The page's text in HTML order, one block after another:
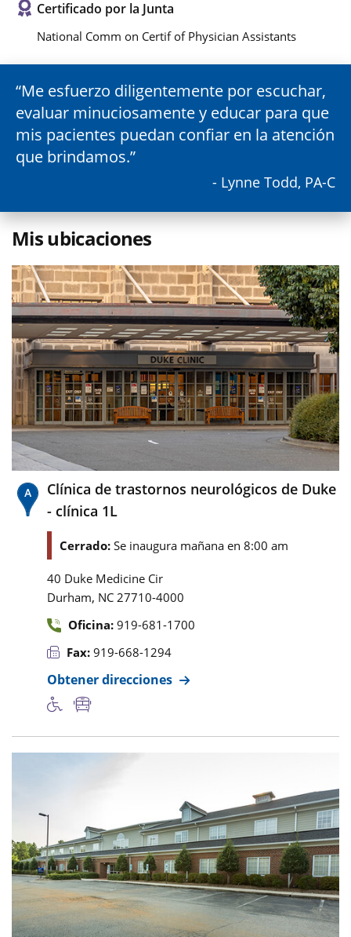
Certificado por la Junta
National Comm on Certif of Physician Assistants
Me esfuerzo diligentemente por escuchar,
evaluar minuciosamente y educar para que
mis pacientes puedan confiar en la atención
que brindamos.
- Lynne Todd, PA-C
Mis ubicaciones
Clínica de trastornos neurológicos de Duke
- clínica 1L
Cerrado: Se inaugura mañana en 8:00 am
40 Duke Medicine Cir
Durham, NC 27710-4000
Oficina: 919-681-1700
Fax: 919-668-1294
Obtener direcciones